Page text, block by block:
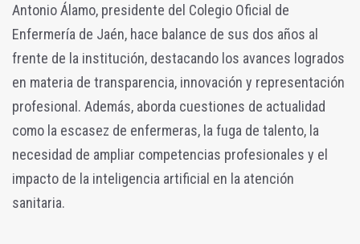
Antonio Álamo, presidente del Colegio Oficial de
Enfermería de Jaén, hace balance de sus dos años al
frente de la institución, destacando los avances logrados
en materia de transparencia, innovación y representación
profesional. Además, aborda cuestiones de actualidad
como la escasez de enfermeras, la fuga de talento, la
necesidad de ampliar competencias profesionales y el
impacto de la inteligencia artificial en la atención
sanitaria.